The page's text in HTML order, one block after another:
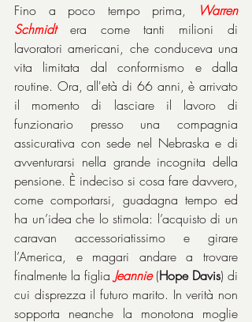
Fino a poco tempo prima,
Warren
Schmidt era come tanti milioni di
lavoratori americani, che conduceva una
vita limitata dal conformismo e dalla
routine. Ora, all'età di 66 anni, è arrivato
il momento di lasciare il lavoro di
funzionario presso una compagnia
assicurativa con sede nel Nebraska e di
avventurarsi nella grande incognita della
pensione. È indeciso si cosa fare davvero,
come comportarsi, guadagna tempo ed
ha un’idea che lo stimola: l’acquisto di un
caravan accessoriatissimo e girare
l’America, e magari andare a trovare
finalmente la figlia Jeannie (Hope Davis) di
cui disprezza il futuro marito. In verità non